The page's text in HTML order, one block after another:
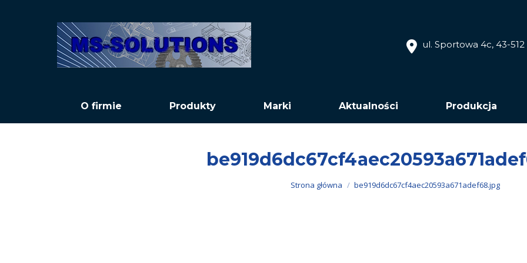
ul. Sportowa 4c, 43-
O firmie Produkty Marki Aktualności Produkcja
Jesteś tutaj:
Strona główna be919d6dc67cf4aec20593a671adef68.jpg